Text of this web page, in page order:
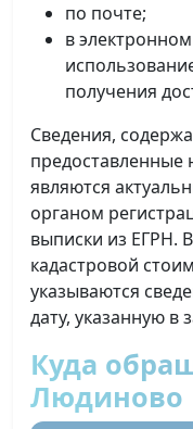
по почте;
в
получения
Сведения,
предоставленные
являются
органом
выписки из ЕГРН.
кадастровой
указываются
дату, указанную в
Куда
Людиново